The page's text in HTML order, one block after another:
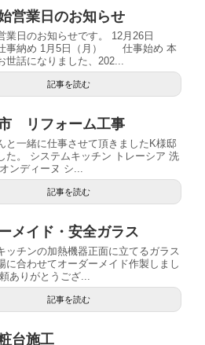
営業日のお知らせ
業日のお知らせです。 12月26日
事納め 1月5日（月） 仕事始め 本
世話になりました、202...
記事を読む
リフォーム工事
と一緒に仕事させて頂きましたK様邸
た。 システムキッチン トレーシア 洗
ンディーヌ シ...
記事を読む
メイド・安全ガラス
ッチンの加熱機器正面に立てるガラス
に合わせてオーダーメイド作製しまし
ありがとうござ...
記事を読む
台施工